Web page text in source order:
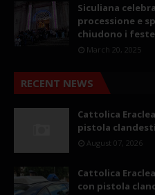
Siculiana
processione e
chiudono i
March 20, 2025
RECENT NEWS
Cattolica
pistola
August 07, 2026
Cattolica
con pistola